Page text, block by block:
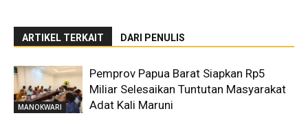
ARTIKEL TERKAIT DARI PENULIS
MANOKWARI
Pemprov Papua Barat Siapkan Rp5
Miliar Selesaikan Tuntutan Masyarakat
Adat Kali Maruni